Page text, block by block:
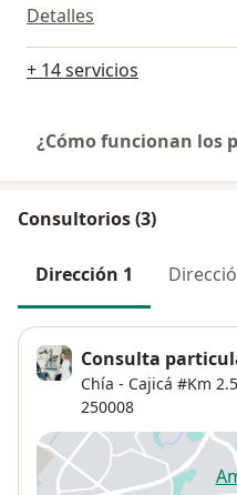
Detalles
+ 14 servicios
¿Cómo funcionan los
Consultorios (3)
Dirección 1
Consulta
Chía - Cajicá #Km
250008